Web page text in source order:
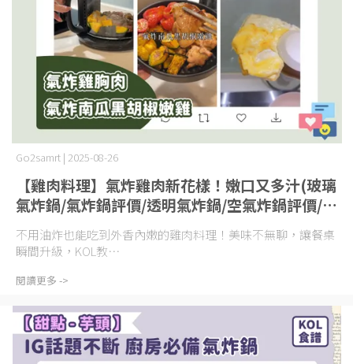
【雞肉料理】氣炸雞肉新花樣！嫩口又多汁(玻璃
氣炸鍋/氣炸鍋評價/透明氣炸鍋/空氣炸鍋評價/空
氣炸鍋推薦)
Go2samrt | 2025-08-26
不用油炸也能吃到外香內嫩的雞肉料理！美味不無聊，讓餐桌
瞬間升級，KOL教⋯
閱讀更多 ->